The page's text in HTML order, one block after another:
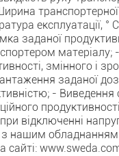
експлуатації, °
заданої
матеріалу; -
змінного і
заданої
- Виведення
відключенні
з нашим
сайті: